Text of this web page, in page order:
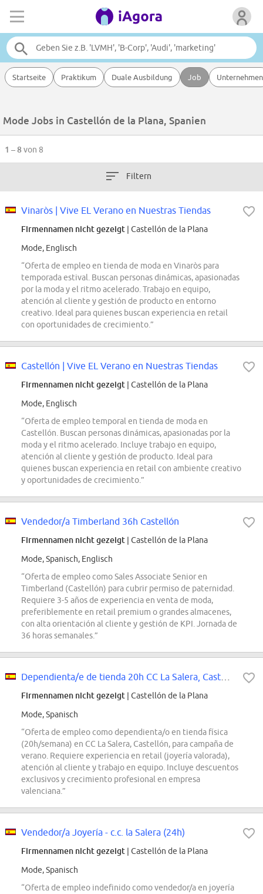
Startseite Praktikum Duale Ausbildung Job Unternehmen
Mode Jobs in Castellón de la Plana, Spanien
1 – 8von 8
Filtern
Vinaròs | Vive EL Verano en Nuestras Tiendas
Firmennamen nicht gezeigt | Castellón de la Plana
Mode, Englisch
“Oferta de empleo en tienda de moda en Vinaròs para
temporada estival. Buscan personas dinámicas, apasionadas
por la moda y el ritmo acelerado. Trabajo en equipo,
atención al cliente y gestión de producto en entorno
creativo. Ideal para quienes buscan experiencia en retail
con oportunidades de crecimiento.”
Castellón | Vive EL Verano en Nuestras Tiendas
Firmennamen nicht gezeigt | Castellón de la Plana
Mode, Englisch
“Oferta de empleo temporal en tienda de moda en
Castellón. Buscan personas dinámicas, apasionadas por la
moda y el ritmo acelerado. Incluye trabajo en equipo,
atención al cliente y gestión de producto. Ideal para
quienes buscan experiencia en retail con ambiente creativo
y oportunidades de crecimiento.”
Vendedor/a Timberland 36h Castellón
Firmennamen nicht gezeigt | Castellón de la Plana
Mode, Spanisch, Englisch
“Oferta de empleo como Sales Associate Senior en
Timberland (Castellón) para cubrir permiso de paternidad.
Requiere 3-5 años de experiencia en venta de moda,
preferiblemente en retail premium o grandes almacenes,
con alta orientación al cliente y gestión de KPI. Jornada de
36 horas semanales.”
Firmennamen nicht gezeigt | Castellón de la Plana
Mode, Spanisch
“Oferta de empleo como dependienta/o en tienda física
(20h/semana) en CC La Salera, Castellón, para campaña de
verano. Requiere experiencia en retail (joyería valorada),
atención al cliente y trabajo en equipo. Incluye descuentos
exclusivos y crecimiento profesional en empresa
valenciana.”
Vendedor/a Joyería - c.c. la Salera (24h)
Firmennamen nicht gezeigt | Castellón de la Plana
Mode, Spanisch
“Oferta de empleo indefinido como vendedor/a en joyería